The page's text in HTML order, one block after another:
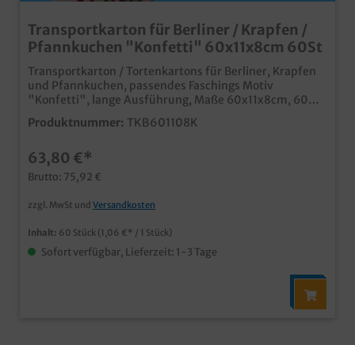
Transportkarton für Berliner / Krapfen /
Pfannkuchen "Konfetti" 60x11x8cm 60St
Transportkarton / Tortenkartons für Berliner, Krapfen
und Pfannkuchen, passendes Faschings Motiv
"Konfetti", lange Ausführung, Maße 60x11x8cm, 60
Stück im Umkarton Praktische und stabile
Transportlösung im Bäckereibedarf und
Pfannkuchen in einer Reihe in bis zu 2 Lagen, je nach
Größe der Krapfen ansprechendes Neutralmotiv, ideal
für die Faschingszeitumweltfreundliche Verpackung
aus Papier, natürlich lebensmittelecht ab einer Auflage
von 5000 Stück auch individuell bedruckbar fragen Sie
einfach unseren Kundenservice
Produktnummer: TKB601108K
63,80 €*
Brutto: 75,92 €
zzgl. MwSt und Versandkosten
Inhalt: 60 Stück (1,06 €* / 1 Stück)
Sofort verfügbar, Lieferzeit: 1-3 Tage